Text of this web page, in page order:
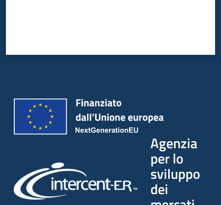
Agenzia
per lo
sviluppo
dei